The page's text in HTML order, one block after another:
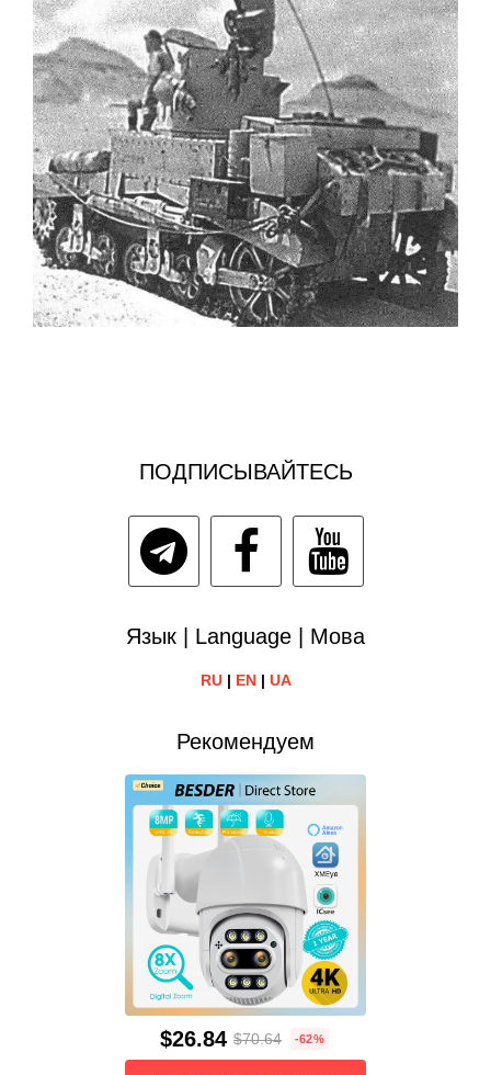
ПОДПИСЫВАЙТЕСЬ
Язык | Language | Мова
RU| EN| UA
Рекомендуем
$26.84 $70.64 -62%